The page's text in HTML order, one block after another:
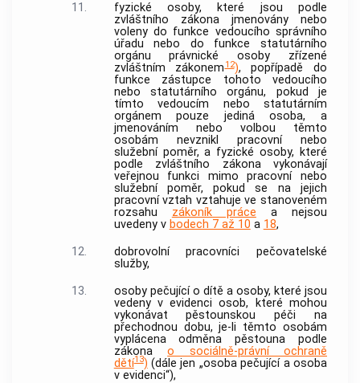
11.
fyzické osoby, které jsou podle
zvláštního zákona jmenovány nebo
voleny do funkce vedoucího správního
úřadu nebo do funkce statutárního
orgánu právnické osoby zřízené
zvláštním zákonem12), popřípadě do
funkce zástupce tohoto vedoucího
nebo statutárního orgánu, pokud je
tímto vedoucím nebo statutárním
orgánem pouze jediná osoba, a
jmenováním nebo volbou těmto
osobám nevznikl pracovní nebo
služební poměr, a fyzické osoby, které
podle zvláštního zákona vykonávají
veřejnou funkci mimo pracovní nebo
služební poměr, pokud se na jejich
pracovní vztah vztahuje ve stanoveném
rozsahu zákoník práce a nejsou
uvedeny v bodech 7 až 10 a 18,
12.
dobrovolní pracovníci pečovatelské
služby,
13.
osoby pečující o dítě a osoby, které jsou
vedeny v evidenci osob, které mohou
vykonávat pěstounskou péči na
přechodnou dobu, je-li těmto osobám
vyplácena odměna pěstouna podle
zákonao sociálně-právní ochraně
dětí13) (dále jen „osoba pečující a osoba
v evidenci“),